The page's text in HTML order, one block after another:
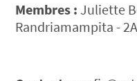
Membres : Juliette
Randriamampita -